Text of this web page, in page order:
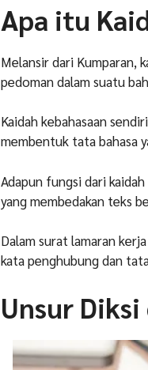
Apa itu
Melansir dari Kumparan,
pedoman dalam suatu
Kaidah kebahasaan
membentuk tata bahasa
Adapun fungsi dari
yang membedakan teks
Dalam surat lamaran
kata penghubung dan
Unsur